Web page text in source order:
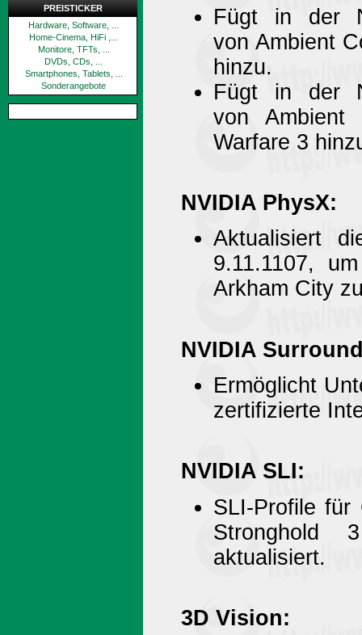
PREISTICKER
Hardware, Software, ...
Home-Cinema, HiFi ,...
Monitore, TFTs, ...
DVDs, CDs, ...
Smartphones, Tablets, ...
Sonderangebote
Fügt in der
von Ambient
hinzu.
Fügt in der
von
Warfare 3
NVIDIA PhysX:
Aktualisiert
9.11.1107,
Arkham City
NVIDIA
Ermöglicht
zertifizierte
NVIDIA SLI:
SLI-Profile
Stronghold
aktualisiert.
3D Vision: